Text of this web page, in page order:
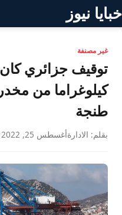
خبايا نيوز
غير مصنفة
كيلوغراما من
طنجة
بقلم: الادارةأغسطس 25, 2022